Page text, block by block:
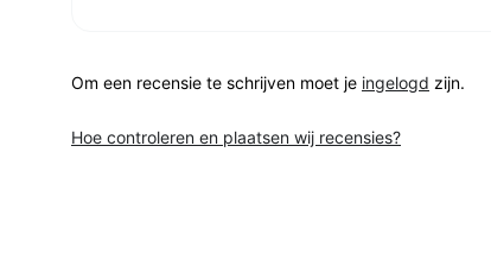
Om een recensie te schrijven moet je ingelogd zijn.
Hoe controleren en plaatsen wij recensies?